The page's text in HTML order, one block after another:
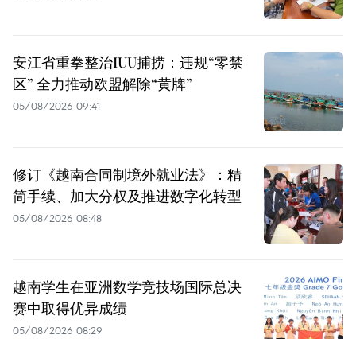
安江省重拳整治IUU捕捞：违规“零禁
区” 全力推动欧盟解除“黄牌”
05/08/2026 09:41
修订《越南合同制境外就业法》：精
简手续、加大分权及推进数字化转型
05/08/2026 08:48
越南学生在亚洲数学竞技场国际总决
赛中取得优异成绩
05/08/2026 08:29